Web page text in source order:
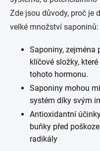
Zde jsou důvody, proč je
velké množství saponinů:
Saponiny, zejména
klíčové složky,
tohoto hormonu.
Saponiny mohou
systém díky svým
Antioxidantní
buňky před
radikály